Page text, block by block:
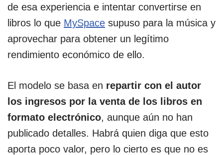
de esa experiencia e intentar convertirse en
libros lo que MySpace supuso para la música y
aprovechar para obtener un legítimo
rendimiento económico de ello.
El modelo se basa en repartir con el autor
los ingresos por la venta de los libros en
formato electrónico, aunque aún no han
publicado detalles. Habrá quien diga que esto
aporta poco valor, pero lo cierto es que no es